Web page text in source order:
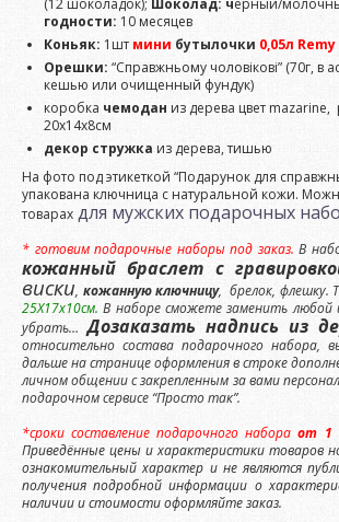
годности: 10 месяцев
Коньяк: 1шт мини бутылочки 0,05л
Орешки: “Справжньому чоловікові” (70г, в
кешью или очищенный фундук)
коробка чемодан из дерева цвет
20х14х8см
декор стружка из дерева, тишью
На фото под этикеткой “Подарунок для
упакована ключница с натуральной кожи.
товарах для мужских подарочных
* готовим подарочные наборы под заказ. В
кожанный браслет с
виски, кожанную ключницу, брелок, флешку.
25Х17х10см. В наборе сможете заменить любой
убрать…Дозаказать надпись из
относительно состава подарочного набора,
дальше на странице оформления в строке
личном общении с закрепленным за вами
подарочном сервисе “Просто так”.
*сроки составление подарочного набора от 1
Приведённые цены и характеристики товаров
ознакомительный характер и не являются
получения подробной информации о
наличии и стоимости оформляйте заказ.